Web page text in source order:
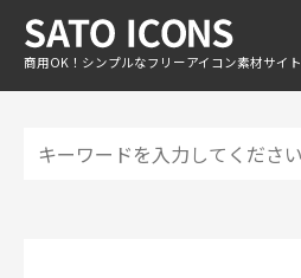
商用OK！シンプルなフリーアイコン素材サイト